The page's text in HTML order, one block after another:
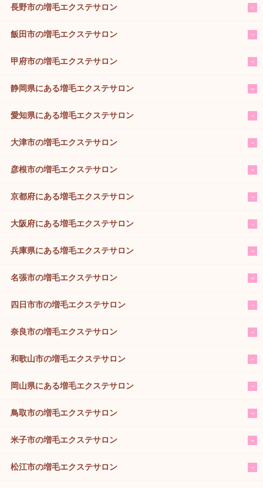
長野市の増毛エクステサロン
飯田市の増毛エクステサロン
甲府市の増毛エクステサロン
静岡県にある増毛エクステサロン
愛知県にある増毛エクステサロン
大津市の増毛エクステサロン
彦根市の増毛エクステサロン
京都府にある増毛エクステサロン
大阪府にある増毛エクステサロン
兵庫県にある増毛エクステサロン
名張市の増毛エクステサロン
四日市市の増毛エクステサロン
奈良市の増毛エクステサロン
和歌山市の増毛エクステサロン
岡山県にある増毛エクステサロン
鳥取市の増毛エクステサロン
米子市の増毛エクステサロン
松江市の増毛エクステサロン